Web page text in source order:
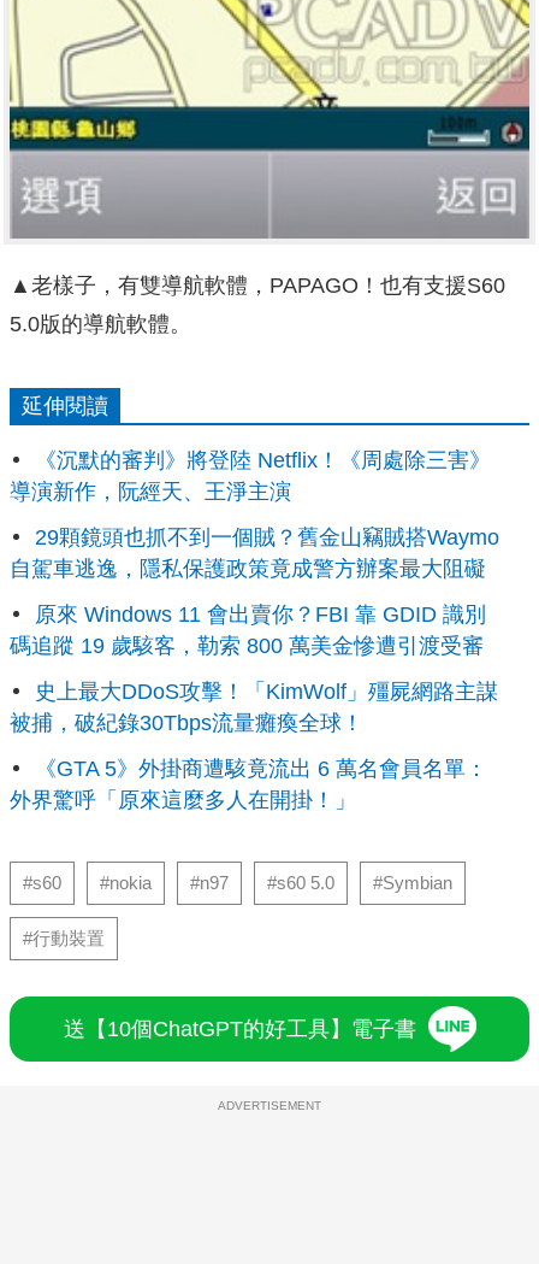
▲老樣子，有雙導航軟體，PAPAGO！也有支援S60
5.0版的導航軟體。
延伸閱讀
《沉默的審判》將登陸 Netflix！《周處除三害》
導演新作，阮經天、王淨主演
29顆鏡頭也抓不到一個賊？舊金山竊賊搭Waymo
自駕車逃逸，隱私保護政策竟成警方辦案最大阻礙
原來 Windows 11 會出賣你？FBI 靠 GDID 識別
碼追蹤 19 歲駭客，勒索 800 萬美金慘遭引渡受審
史上最大DDoS攻擊！「KimWolf」殭屍網路主謀
被捕，破紀錄30Tbps流量癱瘓全球！
《GTA 5》外掛商遭駭竟流出 6 萬名會員名單：
外界驚呼「原來這麼多人在開掛！」
#s60 #nokia #n97 #s60 5.0 #Symbian
#行動裝置
送【10個ChatGPT的好工具】電子書
ADVERTISEMENT